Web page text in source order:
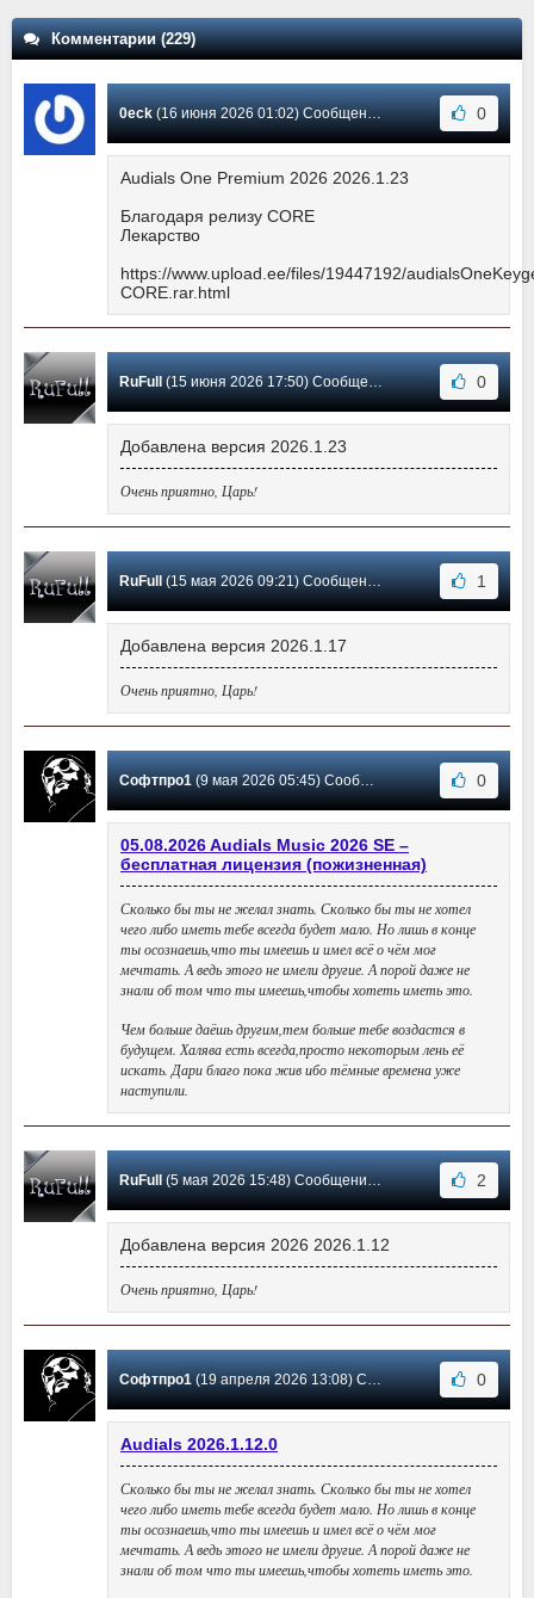
Комментарии (229)
0eck(16 июня 2026 01:02) Сообщение #221 0
Audials One Premium 2026 2026.1.23
Благодаря релизу CORE
Лекарство
https://www.upload.ee/files/19447192/
CORE.rar.html
RuFull (15 июня 2026 17:50) Сообщение #220 0
Добавлена версия 2026.1.23
Очень приятно, Царь!
RuFull (15 мая 2026 09:21) Сообщение #219 1
Добавлена версия 2026.1.17
Очень приятно, Царь!
Софтпро1(9 мая 2026 05:45) Сообщение #218 0
05.08.2026 Audials Music 2026 SE –
бесплатная лицензия (пожизненная)
Сколько бы ты не желал знать. Сколько бы ты не хотел
чего либо иметь тебе всегда будет мало. Но лишь в конце
ты осознаешь,что ты имеешь и имел всё о чём мог
мечтать. А ведь этого не имели другие. А порой даже не
знали об том что ты имеешь,чтобы хотеть иметь это.
Чем больше даёшь другим,тем больше тебе воздастся в
будущем. Халява есть всегда,просто некоторым лень её
искать. Дари благо пока жив ибо тёмные времена уже
наступили.
RuFull (5 мая 2026 15:48) Сообщение #217 2
Добавлена версия 2026 2026.1.12
Очень приятно, Царь!
Софтпро1(19 апреля 2026 13:08) Сообщение #216 0
Audials 2026.1.12.0
Сколько бы ты не желал знать. Сколько бы ты не хотел
чего либо иметь тебе всегда будет мало. Но лишь в конце
ты осознаешь,что ты имеешь и имел всё о чём мог
мечтать. А ведь этого не имели другие. А порой даже не
знали об том что ты имеешь,чтобы хотеть иметь это.